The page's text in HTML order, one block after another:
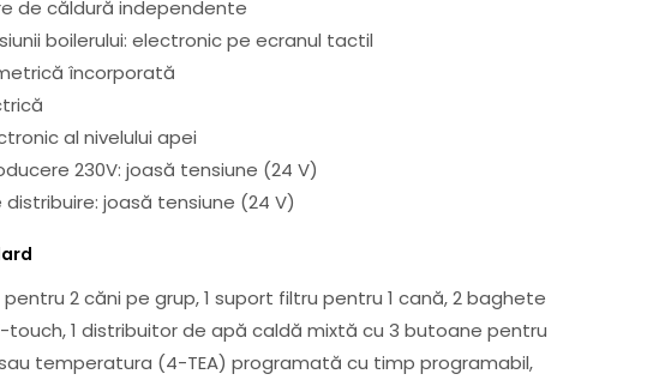
de căldură independente
boilerului: electronic pe ecranul tactil
încorporată
al nivelului apei
230V: joasă tensiune (24 V)
joasă tensiune (24 V)
2 căni pe grup, 1 suport filtru pentru 1 cană, 2 baghete
touch, 1 distribuitor de apă caldă mixtă cu 3 butoane pentru
temperatura (4-TEA) programată cu timp programabil,